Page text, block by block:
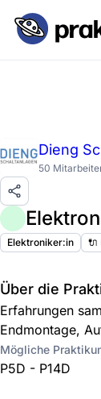
Dieng
50
Elektroniker:in 🔌
Über die
Erfahrungen
Endmontage,
Mögliche
P5D - P14D